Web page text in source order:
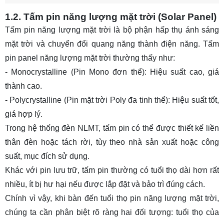
1.2. Tấm pin năng lượng mặt trời (Solar Panel)
Tấm pin năng lượng mặt trời là bộ phận hấp thụ ánh sáng
mặt trời và chuyển đổi quang năng thành điện năng. Tấm
pin panel năng lượng mặt trời thường thấy như:
- Monocrystalline (Pin Mono đơn thể): Hiệu suất cao, giá
thành cao.
- Polycrystalline (Pin mặt trời Poly đa tinh thể): Hiệu suất tốt,
giá hợp lý.
Trong hệ thốngđèn NLMT, tấm pin có thể được thiết kế liền
thân đèn hoặc tách rời, tùy theo nhà sản xuất hoặc công
suất, mục đích sử dụng.
Khác với pin lưu trữ, tấm pin thường có tuổi thọ dài hơn rất
nhiều, ít bị hư hại nếu được lắp đặt và bảo trì đúng cách.
Chính vì vậy, khi bàn đến tuổi thọ pin năng lượng mặt trời,
chúng ta cần phân biệt rõ ràng hai đối tượng: tuổi thọ của